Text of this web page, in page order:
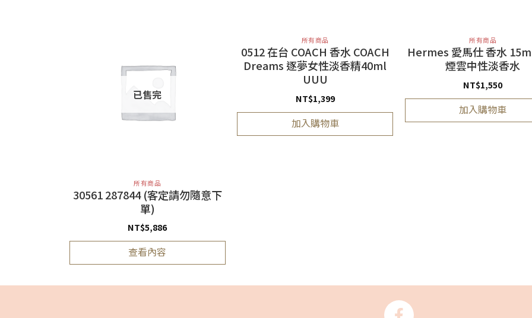
已售完
所有商品
30561 287844 (客定請勿隨意下
單)
NT$5,886
查看內容
所有商品
0512 在台 COACH 香水 COACH
Dreams 逐夢女性淡香精40ml
UUU
NT$1,399
加入購物車
所有商品
Hermes 愛馬仕 香水
煙雲中性淡香水
NT$1,550
加入購物車